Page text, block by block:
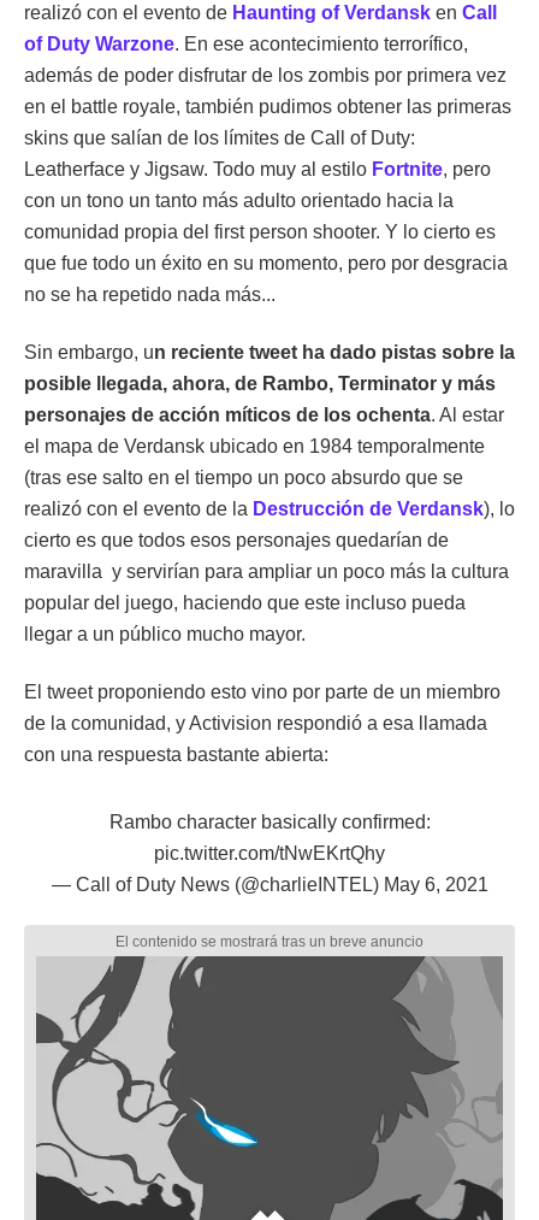
realizó con el evento de Haunting of Verdansk en Call
of Duty Warzone. En ese acontecimiento terrorífico,
además de poder disfrutar de los zombis por primera vez
en el battle royale, también pudimos obtener las primeras
skins que salían de los límites de Call of Duty:
Leatherface y Jigsaw. Todo muy al estilo Fortnite, pero
con un tono un tanto más adulto orientado hacia la
comunidad propia del first person shooter. Y lo cierto es
que fue todo un éxito en su momento, pero por desgracia
no se ha repetido nada más...
Sin embargo, un reciente tweet ha dado pistas sobre la
posible llegada, ahora, de Rambo, Terminator y más
personajes de acción míticos de los ochenta. Al estar
el mapa de Verdansk ubicado en 1984 temporalmente
(tras ese salto en el tiempo un poco absurdo que se
realizó con el evento de la Destrucción de Verdansk), lo
cierto es que todos esos personajes quedarían de
maravilla y servirían para ampliar un poco más la cultura
popular del juego, haciendo que este incluso pueda
llegar a un público mucho mayor.
El tweet proponiendo esto vino por parte de un miembro
de la comunidad, y Activision respondió a esa llamada
con una respuesta bastante abierta:
Rambo character basically confirmed:
pic.twitter.com/tNwEKrtQhy
— Call of Duty News (@charlieINTEL) May 6, 2021